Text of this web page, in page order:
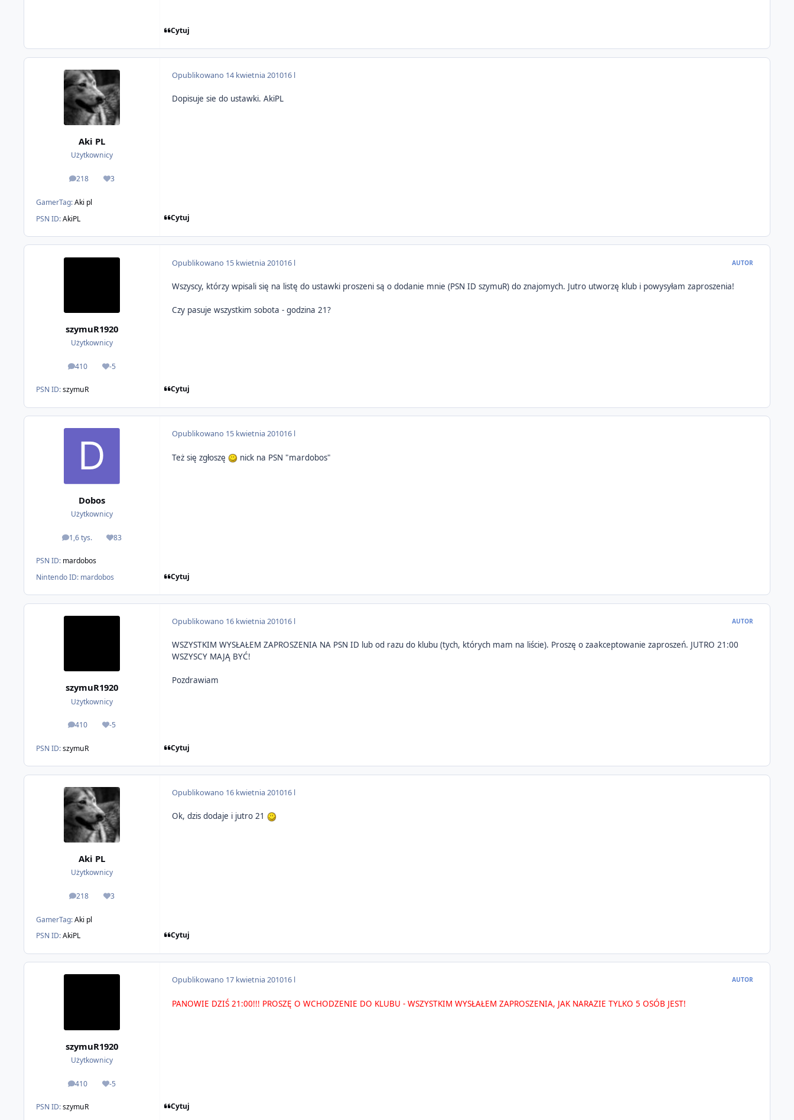
Cytuj
Aki PL
Użytkownicy
218
odpowiedzi
3
Reputacja
GamerTag:Aki pl
PSN ID:AkiPL
Opublikowano 14 kwietnia 201016 l
Dopisuje sie do ustawki. AkiPL
Cytuj
szymuR1920
Użytkownicy
410
odpowiedzi
-5
Reputacja
PSN ID:szymuR
Opublikowano 15 kwietnia 201016 l AUTOR
Wszyscy, którzy wpisali się na listę do ustawki proszeni są o dodanie mnie (PSN ID szymuR) do znajomych. Jutro utworzę klub i powysyłam zaproszenia!
Czy pasuje wszystkim sobota - godzina 21?
Cytuj
Dobos
Użytkownicy
1,6 tys.
odpowiedzi83
Reputacja
PSN ID: mardobos
Nintendo ID: mardobos
Opublikowano 15 kwietnia 201016 l
Też się zgłoszę nick na PSN "mardobos"
Cytuj
szymuR1920
Użytkownicy
410
odpowiedzi
-5
Reputacja
PSN ID:szymuR
Opublikowano 16 kwietnia 201016 l AUTOR
WSZYSTKIM WYSŁAŁEM ZAPROSZENIA NA PSN ID lub od razu do klubu (tych, których mam na liście). Proszę o zaakceptowanie zaproszeń. JUTRO 21:00
WSZYSCY MAJĄ BYĆ!
Pozdrawiam
Cytuj
Aki PL
Użytkownicy
218
odpowiedzi
3
Reputacja
GamerTag:Aki pl
PSN ID:AkiPL
Opublikowano 16 kwietnia 201016 l
Ok, dzis dodaje i jutro 21
Cytuj
szymuR1920
Użytkownicy
410
odpowiedzi
-5
Reputacja
PSN ID:szymuR
Opublikowano 17 kwietnia 201016 l AUTOR
PANOWIE DZIŚ 21:00!!! PROSZĘ O WCHODZENIE DO KLUBU - WSZYSTKIM WYSŁAŁEM ZAPROSZENIA, JAK NARAZIE TYLKO 5 OSÓB JEST!
Cytuj